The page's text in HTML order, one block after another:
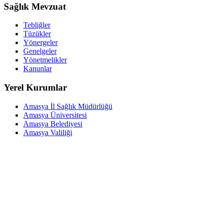
Sağlık Mevzuat
Tebliğler
Tüzükler
Yönergeler
Genelgeler
Yönetmelikler
Kanunlar
Yerel Kurumlar
Amasya İl Sağlık Müdürlüğü
Amasya Üniversitesi
Amasya Belediyesi
Amasya Valiliği